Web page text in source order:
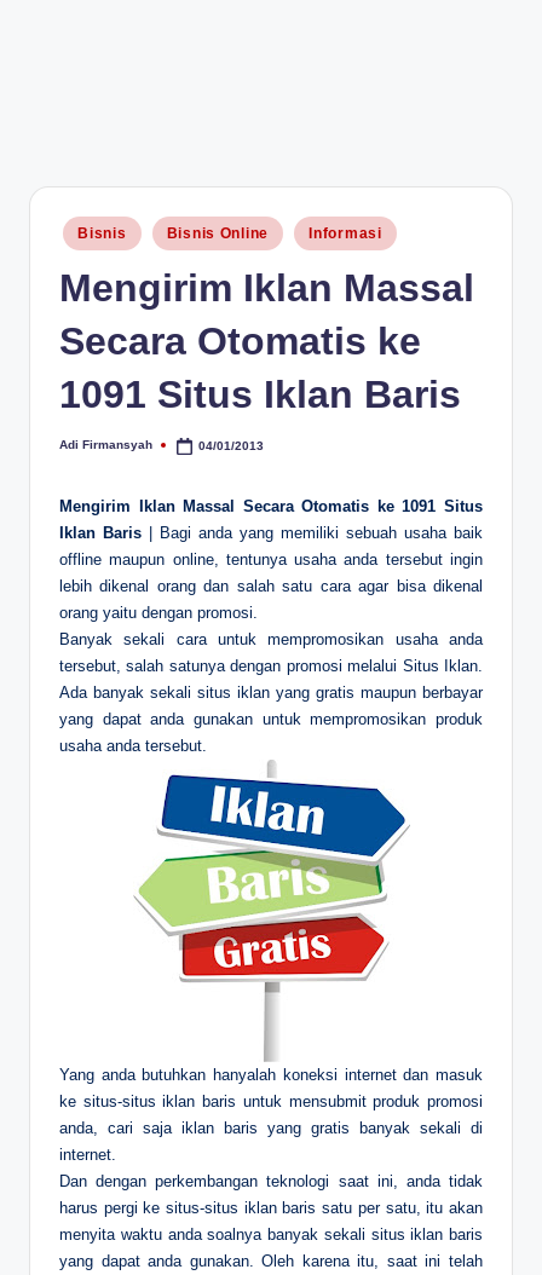
Posted
in
Bisnis Bisnis Online Informasi
Mengirim Iklan Massal
Secara Otomatis ke
1091 Situs Iklan Baris
Posted
Adi Firmansyah 04/01/2013
Mengirim Iklan Massal Secara Otomatis ke 1091 Situs
Iklan Baris | Bagi anda yang memiliki sebuah usaha baik
offline maupun online, tentunya usaha anda tersebut ingin
lebih dikenal orang dan salah satu cara agar bisa dikenal
orang yaitu dengan promosi.
Banyak sekali cara untuk mempromosikan usaha anda
tersebut, salah satunya dengan promosi melalui Situs Iklan.
Ada banyak sekali situs iklan yang gratis maupun berbayar
yang dapat anda gunakan untuk mempromosikan produk
usaha anda tersebut.
Yang anda butuhkan hanyalah koneksi internet dan masuk
ke situs-situs iklan baris untuk mensubmit produk promosi
anda, cari saja iklan baris yang gratis banyak sekali di
internet.
Dan dengan perkembangan teknologi saat ini, anda tidak
harus pergi ke situs-situs iklan baris satu per satu, itu akan
menyita waktu anda soalnya banyak sekali situs iklan baris
yang dapat anda gunakan. Oleh karena itu, saat ini telah